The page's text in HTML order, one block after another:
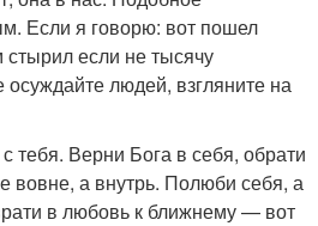
Если я говорю: вот пошел
если не тысячу
осуждайте людей, взгляните на
тебя. Верни Бога в себя, обрати
вовне, а внутрь. Полюби себя, а
в любовь к ближнему — вот